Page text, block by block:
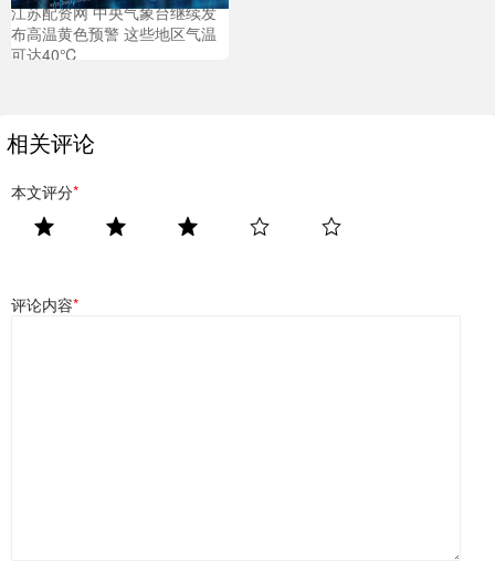
江苏配资网 中央气象台继续发
布高温黄色预警 这些地区气温
可达40℃
相关评论
本文评分*
评论内容*